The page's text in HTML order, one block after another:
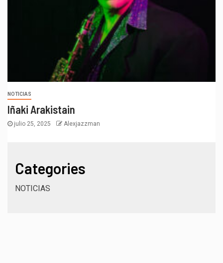
NOTICIAS
Iñaki Arakistain
julio 25, 2025 Alexjazzman
Categories
NOTICIAS